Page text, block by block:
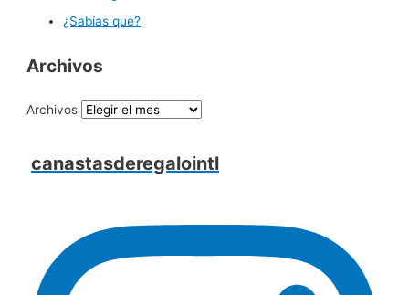
¿Sabías qué?
Archivos
Archivos
canastasderegalointl